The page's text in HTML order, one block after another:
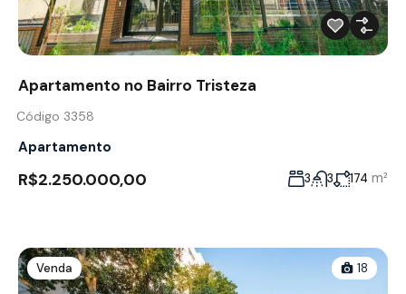
Apartamento no Bairro Tristeza
Código 3358
Apartamento
R$2.250.000,00 3 3 174 m²
Venda 18